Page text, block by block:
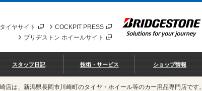
COCKPIT PRESS
イヤサイト
ブリヂストン ホイールサイト
スタッフ日記 技術・サービス ショップ情報
店は、新潟県長岡市川崎町のタイヤ・ホイール等のカー用品専門店です。